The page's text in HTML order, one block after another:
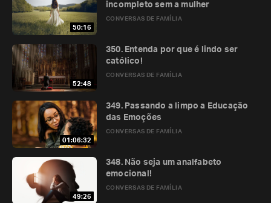
50:16
CONVERSAS DE FAMÍLIA
incompleto sem a mulher
52:48
CONVERSAS DE FAMÍLIA
350. Entenda por que é lindo ser
católico!
01:06:32
CONVERSAS DE FAMÍLIA
349. Passando a limpo a Educação
das Emoções
49:26
CONVERSAS DE FAMÍLIA
348. Não seja um analfabeto
emocional!